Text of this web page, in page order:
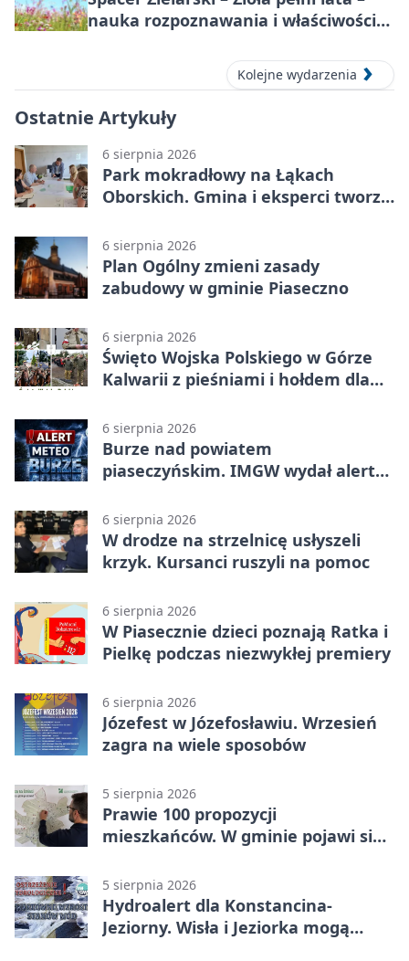
nauka rozpoznawania i właściwości
Kolejne wydarzenia
Ostatnie Artykuły
6 sierpnia 2026
Park mokradłowy na Łąkach
Oborskich. Gmina i eksperci tworzą
6 sierpnia 2026
Plan Ogólny zmieni zasady
zabudowy w gminie Piaseczno
6 sierpnia 2026
Święto Wojska Polskiego w Górze
Kalwarii z pieśniami i hołdem dla
6 sierpnia 2026
Burze nad powiatem
piaseczyńskim. IMGW wydał alert
6 sierpnia 2026
W drodze na strzelnicę usłyszeli
krzyk. Kursanci ruszyli na pomoc
6 sierpnia 2026
W Piasecznie dzieci poznają Ratka i
Pielkę podczas niezwykłej premiery
6 sierpnia 2026
Józefest w Józefosławiu. Wrzesień
zagra na wiele sposobów
5 sierpnia 2026
Prawie 100 propozycji
mieszkańców. W gminie pojawi się
5 sierpnia 2026
Hydroalert dla Konstancina-
Jeziorny. Wisła i Jeziorka mogą